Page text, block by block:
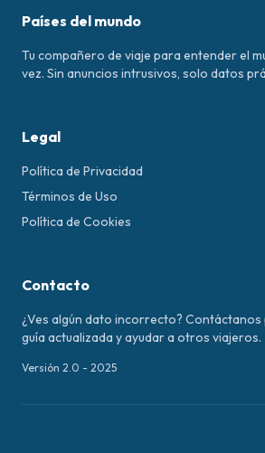
Países del mundo
Tu compañero de viaje para entender el
vez. Sin anuncios intrusivos, solo datos
Legal
Política de Privacidad
Términos de Uso
Política de Cookies
Contacto
¿Ves algún dato incorrecto? Contáctanos
guía actualizada y ayudar a otros viajeros.
Versión 2.0 - 2025